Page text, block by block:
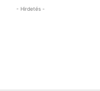
- Hirdetés -